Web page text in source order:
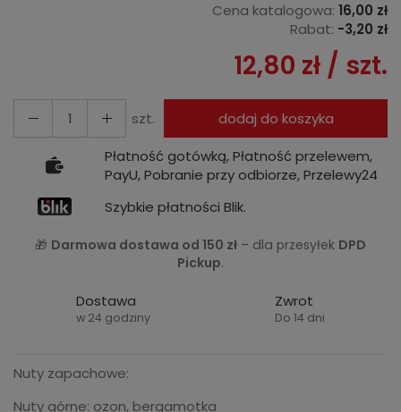
Cena katalogowa: 16,00 zł
Rabat: -3,20 zł
12,80 zł / szt.
szt.
dodaj do koszyka
Płatność gotówką, Płatność przelewem,
PayU, Pobranie przy odbiorze, Przelewy24
Szybkie płatności Blik.
🎁 Darmowa dostawa od 150 zł – dla przesyłek DPD
Pickup.
Dostawa
w 24 godziny
Zwrot
Do 14 dni
Nuty zapachowe:
Nuty górne: ozon, bergamotka